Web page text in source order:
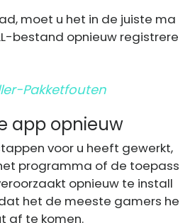
moet u het in de juiste ma
bestand opnieuw registrere
Pakketfouten
app opnieuw
voor u heeft gewerkt,
programma of de toepass
opnieuw te install
het de meeste gamers he
af te komen.